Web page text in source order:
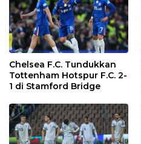
Chelsea F.C. Tundukkan
Tottenham Hotspur F.C. 2-
1 di Stamford Bridge